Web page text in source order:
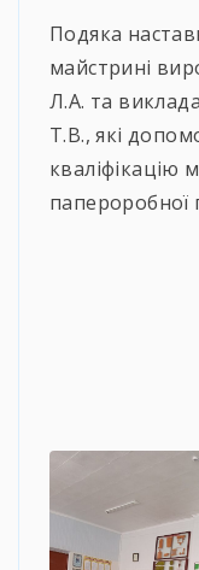
Подяка
майстрині
Л.А. та
Т.В., які
кваліфікацію
папероробної